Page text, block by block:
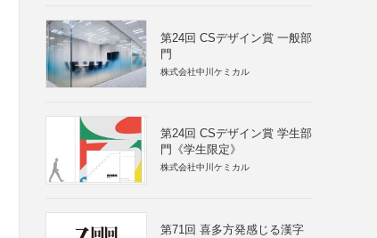
第24回 CSデザイン賞 一般部
門
株式会社中川ケミカル
第24回 CSデザイン賞 学生部
門《学生限定》
株式会社中川ケミカル
第71回 喜多方発感じる漢字